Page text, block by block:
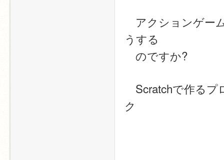
アクションゲー
うする
のですか?
Scratchで作るプ
ク